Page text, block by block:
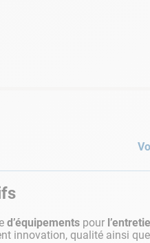
d’équipements pour
innovation, qualité ainsi